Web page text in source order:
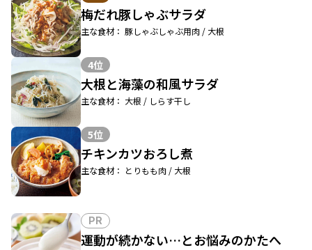
梅だれ豚しゃぶサラダ
主な食材： 豚しゃぶしゃぶ用肉 / 大根
4位
大根と海藻の和風サラダ
主な食材： 大根 / しらす干し
5位
チキンカツおろし煮
主な食材： とりもも肉 / 大根
PR
運動が続かない…とお悩みのかたへ